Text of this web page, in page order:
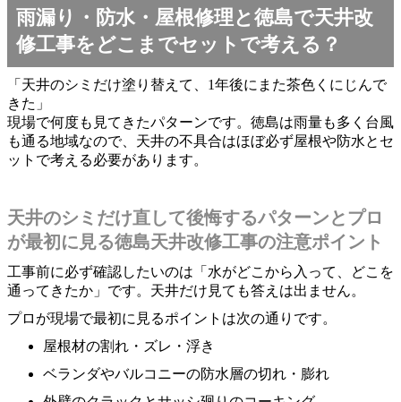
雨漏り・防水・屋根修理と徳島で天井改
修工事をどこまでセットで考える？
「天井のシミだけ塗り替えて、1年後にまた茶色くにじんで
きた」
現場で何度も見てきたパターンです。徳島は雨量も多く台風
も通る地域なので、天井の不具合はほぼ必ず屋根や防水とセ
ットで考える必要があります。
天井のシミだけ直して後悔するパターンとプロ
が最初に見る徳島天井改修工事の注意ポイント
工事前に必ず確認したいのは「水がどこから入って、どこを
通ってきたか」です。天井だけ見ても答えは出ません。
プロが現場で最初に見るポイントは次の通りです。
屋根材の割れ・ズレ・浮き
ベランダやバルコニーの防水層の切れ・膨れ